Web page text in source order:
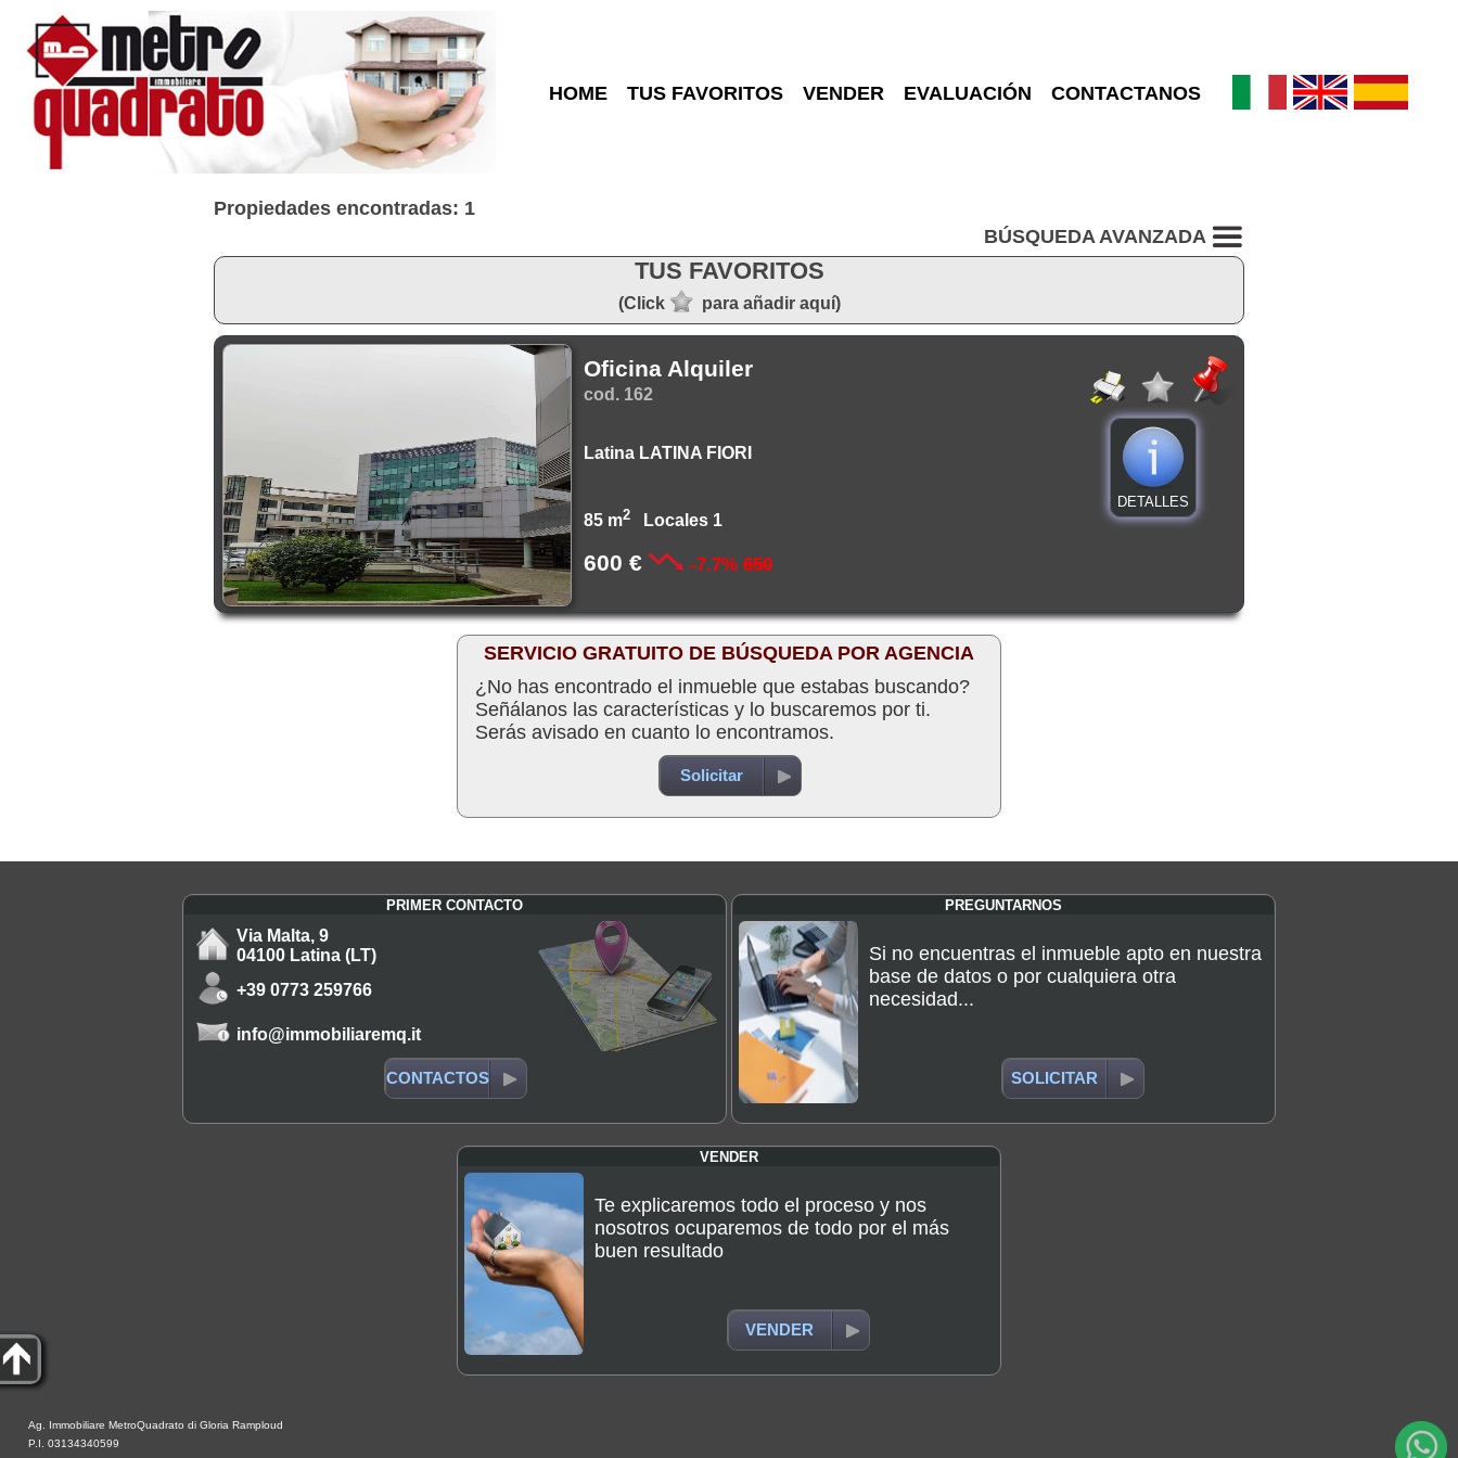
HOME TUS FAVORITOS VENDER EVALUACIÓN CONTACTANOS
Propiedades encontradas: 1
BÚSQUEDA AVANZADA
TUS FAVORITOS
(Click para añadir aquí)
Oficina Alquiler
cod. 162
Latina LATINA FIORI
85 m2 Locales 1
600 € -7.7% 650
DETALLES
SERVICIO GRATUITO DE BÚSQUEDA POR AGENCIA
¿No has encontrado el inmueble que estabas buscando?
Señálanos las características y lo buscaremos por ti.
Serás avisado en cuanto lo encontramos.
Solicitar
PRIMER CONTACTO
Via Malta, 9
04100 Latina (LT)
+39 0773 259766
info@immobiliaremq.it
CONTACTOS
PREGUNTARNOS
Si no encuentras el inmueble apto en nuestra
base de datos o por cualquiera otra
necesidad...
SOLICITAR
VENDER
Te explicaremos todo el proceso y nos
nosotros ocuparemos de todo por el más
buen resultado
VENDER
Ag. Immobiliare MetroQuadrato di Gloria Ramploud
P.I. 03134340599